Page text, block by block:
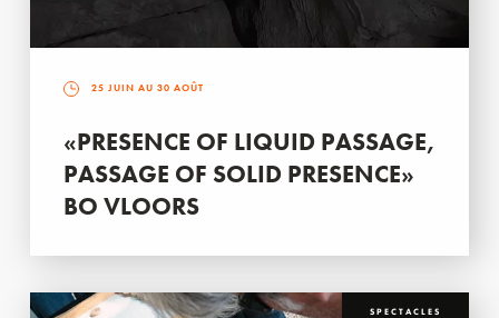
25 JUIN AU 30 AOÛT
«PRESENCE OF LIQUID PASSAGE,
PASSAGE OF SOLID PRESENCE»
BO VLOORS
SPECTACLES